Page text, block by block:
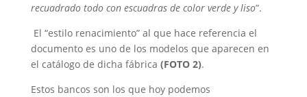
recuadrado todo con escuadras de color verde y liso”.
El “estilo renacimiento” al que hace referencia el
documento es uno de los modelos que aparecen en
el catálogo de dicha fábrica (FOTO 2).
Estos bancos son los que hoy podemos